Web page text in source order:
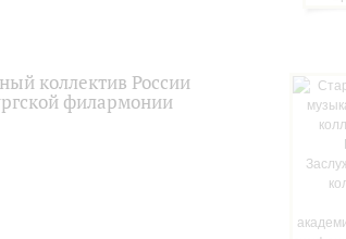
коллектив России
филармонии